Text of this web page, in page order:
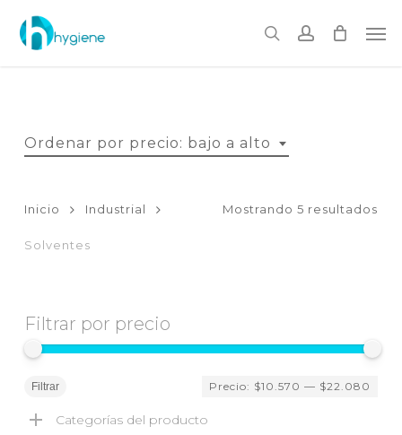
main
content
searchaccount
Ordenar por precio: bajo a alto
Mostrando 5 resultados
Inicio Industrial
Solventes
Filtrar por precio
Filtrar Precio: $10.570 — $22.080
Categorías del producto